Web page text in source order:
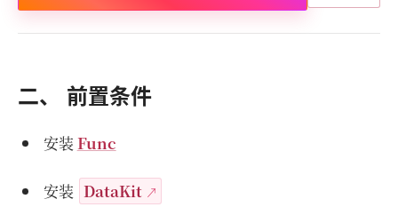
二、 前置条件
安装 Func
安装 DataKit